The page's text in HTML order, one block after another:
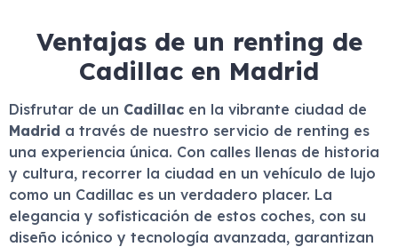
Ventajas de un renting de
Cadillac en Madrid
Disfrutar de un Cadillac en la vibrante ciudad de
Madrid a través de nuestro servicio de renting es
una experiencia única. Con calles llenas de historia
y cultura, recorrer la ciudad en un vehículo de lujo
como un Cadillac es un verdadero placer. La
elegancia y sofisticación de estos coches, con su
diseño icónico y tecnología avanzada, garantizan